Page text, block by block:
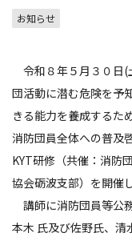
お知らせ
令和８年５月３０日(
団活動に潜む危険を予
きる能力を養成するた
消防団員全体への普及
KYT研修（共催：消防
協会砺波支部）を開催
講師に消防団員等公
本木 氏及び佐野氏、清